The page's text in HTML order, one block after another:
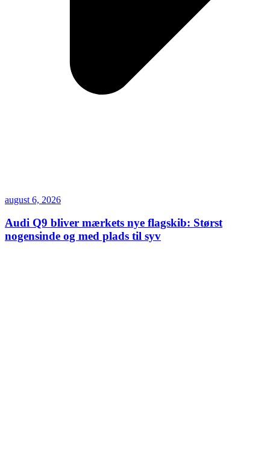
august 6, 2026
Audi Q9 bliver mærkets nye flagskib: Størst
nogensinde og med plads til syv